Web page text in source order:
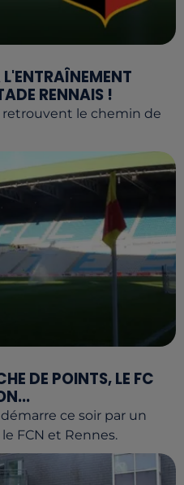
RENNAIS !
retrouvent le chemin de
DE POINTS, LE FC
ce soir par un
FCN et Rennes.